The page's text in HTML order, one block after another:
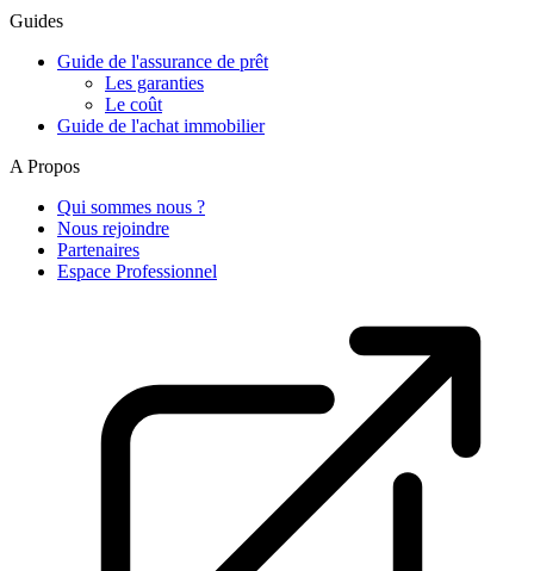
Guides
Guide de l'assurance de prêt
Les garanties
Le coût
Guide de l'achat immobilier
A Propos
Qui sommes nous ?
Nous rejoindre
Partenaires
Espace Professionnel